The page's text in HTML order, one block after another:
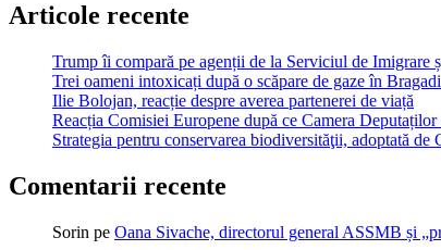
Articole recente
Trump îi compară pe agenții de la Serviciul de
Trei oameni intoxicați după o scăpare de gaze în
Ilie Bolojan, reacție despre averea partenerei de viață
Reacția Comisiei Europene după ce Camera
Strategia pentru conservarea biodiversităţii, adoptată
Comentarii recente
Sorin pe Oana Sivache, directorul general ASSMB și